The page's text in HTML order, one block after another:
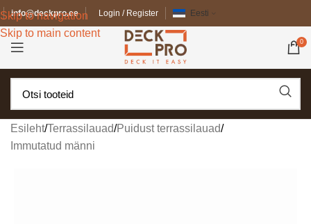
Skip to navigation
Skip to main content
info@deckpro.ee Login / Register Eesti
0
Esileht/Terrassilauad/Puidust terrassilauad/
Immutatud männi